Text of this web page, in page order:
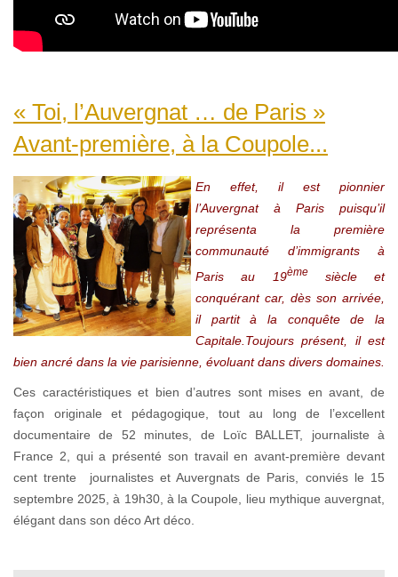
« Toi, l’Auvergnat … de Paris »
Avant-première, à la Coupole...
En effet, il est pionnier
l’Auvergnat à Paris puisqu’il
représenta la première
communauté d’immigrants à
Paris au 19èmesiècle et
conquérant car, dès son arrivée,
il partit à la conquête de la
Capitale.Toujours présent, il est
bien ancré dans la vie parisienne, évoluant dans divers domaines.
Ces caractéristiques et bien d’autres sont mises en avant, de
façon originale et pédagogique, tout au long de l’excellent
documentaire de 52 minutes, de Loïc BALLET, journaliste à
France 2, qui a présenté son travail en avant-première devant
cent trente journalistes et Auvergnats de Paris, conviés le 15
septembre 2025, à 19h30, à la Coupole, lieu mythique auvergnat,
élégant dans son déco Art déco.